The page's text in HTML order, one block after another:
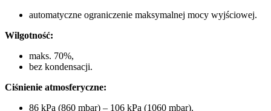
automatyczne ograniczenie maksymalnej mocy wyjściowej.
Wilgotność:
maks. 70%,
bez kondensacji.
Ciśnienie atmosferyczne:
86 kPa (860 mbar) – 106 kPa (1060 mbar).